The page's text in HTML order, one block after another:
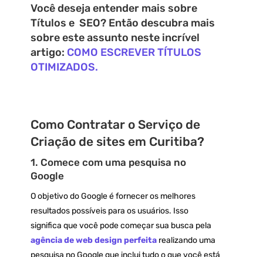
Você deseja entender mais sobre
Títulos e SEO? Então descubra mais
sobre este assunto neste incrível
artigo: COMO ESCREVER TÍTULOS
OTIMIZADOS.
Como Contratar o Serviço de
Criação de sites em Curitiba?
1. Comece com uma pesquisa no
Google
O objetivo do Google é fornecer os melhores
resultados possíveis para os usuários. Isso
significa que você pode começar sua busca pela
agência de web design perfeitarealizando uma
pesquisa no Google que inclui tudo o que você está